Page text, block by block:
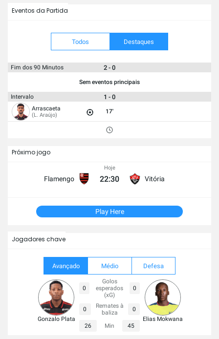
Eventos da Partida
Todos Destaques
Fim dos 90 Minutos 2 - 0
Sem eventos principais
Intervalo 1 - 0
Arrascaeta
(L. Araújo) 17'
Próximo jogo
Flamengo
Hoje
22:30 Vitória
Play Here
Jogadores chave
Avançado Médio Defesa
Gonzalo Plata
0
Golos
esperados
(xG)
0
0
Remates à
baliza
0
26 Min 45
Elias Mokwana